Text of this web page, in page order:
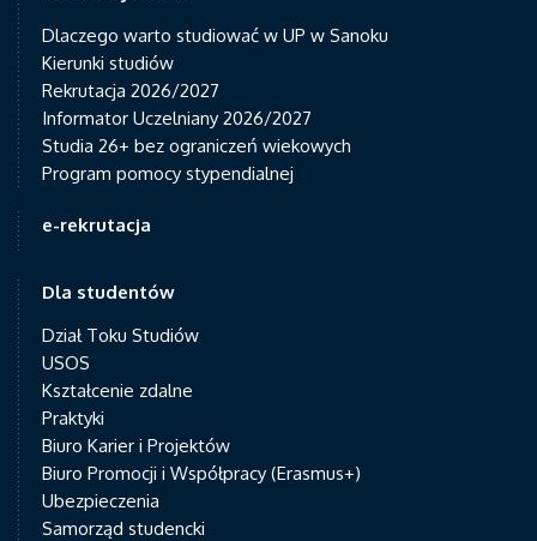
Dlaczego warto studiować w UP w Sanoku
Kierunki studiów
Rekrutacja 2026/2027
Informator Uczelniany 2026/2027
Studia 26+ bez ograniczeń wiekowych
Program pomocy stypendialnej
e-rekrutacja
Dla studentów
Dział Toku Studiów
USOS
Kształcenie zdalne
Praktyki
Biuro Karier i Projektów
Biuro Promocji i Współpracy (Erasmus+)
Ubezpieczenia
Samorząd studencki